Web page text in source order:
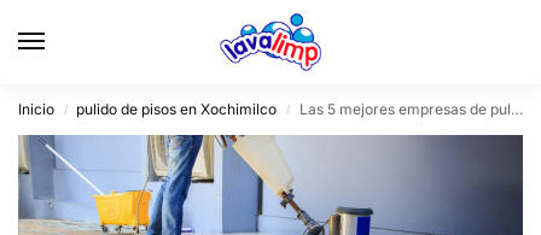
Inicio / pulido de pisos en Xochimilco / Las 5 mejores empresas de pulido de pisos en Xochimilco